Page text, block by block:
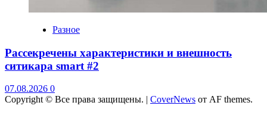
Разное
Рассекречены характеристики и внешность
ситикара smart #2
07.08.2026 0
Copyright © Все права защищены. | CoverNews от AF themes.